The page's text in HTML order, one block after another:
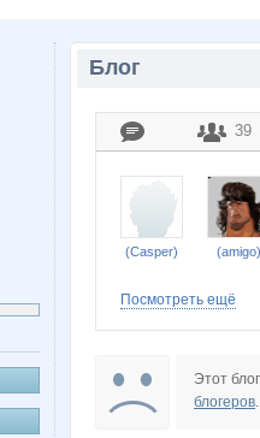
Блог
39
(Casper) (amigo)
Посмотреть ещё
Этот
блогеров.